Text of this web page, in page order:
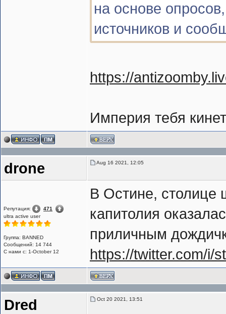
на основе
источников и
https://
Империя тебя
drone Aug 16 2021, 12:05
Репутация:
471
ultra active user
Группа: BANNED
Сообщений: 14 744
С нами с: 1-October 12
В Остине, столице
капитолия
приличным
https://twitter.com/i/
Dred Oct 20 2021, 13:51